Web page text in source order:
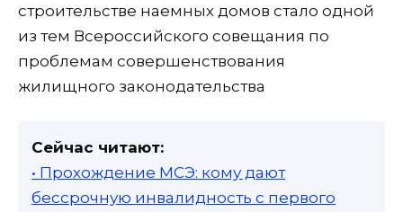
строительстве наемных домов стало одной
из тем Всероссийского совещания по
проблемам совершенствования
жилищного законодательства
Сейчас читают:
• Прохождение МСЭ: кому дают
бессрочную инвалидность с первого